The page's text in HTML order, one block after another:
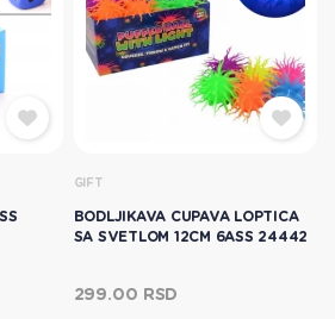
GIFT
BODLJIKAVA CUPAVA LOPTICA
SA SVETLOM 12CM 6ASS 24442
299.00 RSD